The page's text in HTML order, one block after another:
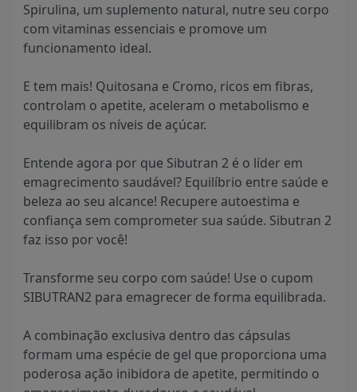
Spirulina, um suplemento natural, nutre seu corpo
com vitaminas essenciais e promove um
funcionamento ideal.
E tem mais! Quitosana e Cromo, ricos em fibras,
controlam o apetite, aceleram o metabolismo e
equilibram os níveis de açúcar.
Entende agora por que Sibutran 2 é o líder em
emagrecimento saudável? Equilíbrio entre saúde e
beleza ao seu alcance! Recupere autoestima e
confiança sem comprometer sua saúde. Sibutran 2
faz isso por você!
Transforme seu corpo com saúde! Use o cupom
SIBUTRAN2 para emagrecer de forma equilibrada.
A combinação exclusiva dentro das cápsulas
formam uma espécie de gel que proporciona uma
poderosa ação inibidora de apetite, permitindo o